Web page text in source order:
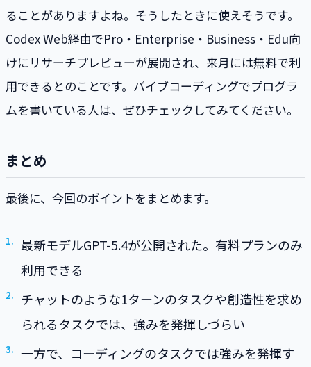
ることがありますよね。そうしたときに使えそうです。
Codex Web経由でPro・Enterprise・Business・Edu向
けにリサーチプレビューが展開され、来月には無料で利
用できるとのことです。バイブコーディングでプログラ
ムを書いている人は、ぜひチェックしてみてください。
まとめ
最後に、今回のポイントをまとめます。
最新モデルGPT-5.4が公開された。有料プランのみ
利用できる
チャットのような1ターンのタスクや創造性を求め
られるタスクでは、強みを発揮しづらい
一方で、コーディングのタスクでは強みを発揮す